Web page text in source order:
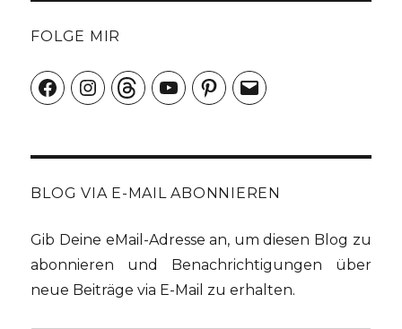
FOLGE MIR
FacebookInstagramThreadsYouTubePinterest
E-
Mail
BLOG VIA E-MAIL ABONNIEREN
Gib Deine eMail-Adresse an, um diesen Blog zu
abonnieren und Benachrichtigungen über
neue Beiträge via E-Mail zu erhalten.